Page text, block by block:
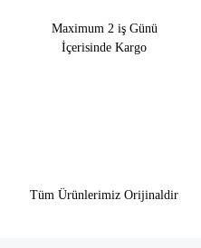
Maximum 2 iş Günü
İçerisinde Kargo
Tüm Ürünlerimiz Orijinaldir